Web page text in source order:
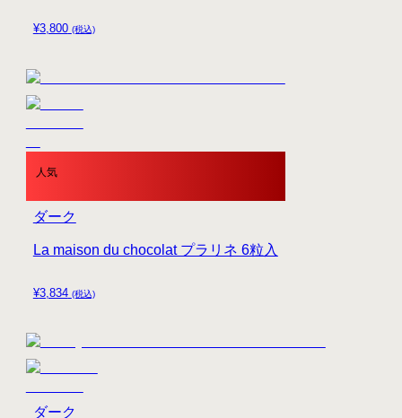
¥3,800 (税込)
人気
¥3,834 (税込)
La maison du chocolat プラリネ 6粒入
ダーク
ダーク